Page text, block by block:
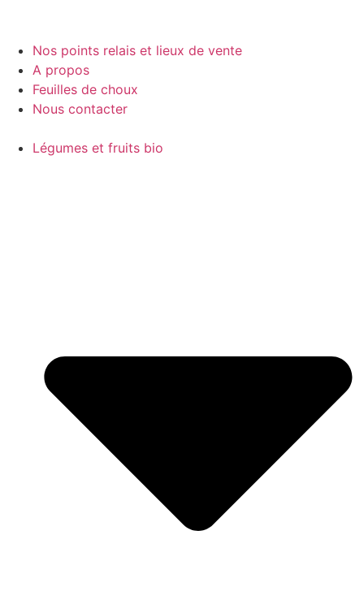
Nos points relais et lieux de vente
A propos
Feuilles de choux
Nous contacter
Légumes et fruits bio